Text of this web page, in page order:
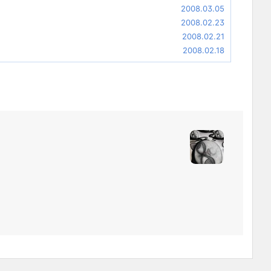
2008.03.05
2008.02.23
2008.02.21
2008.02.18